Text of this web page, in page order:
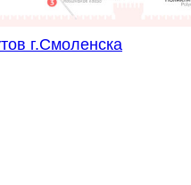
г.Смоленска